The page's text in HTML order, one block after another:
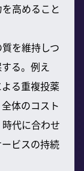
高めること
を維持しつ
る。例え
る重複投薬
体のコスト
代に合わせ
ビスの持続